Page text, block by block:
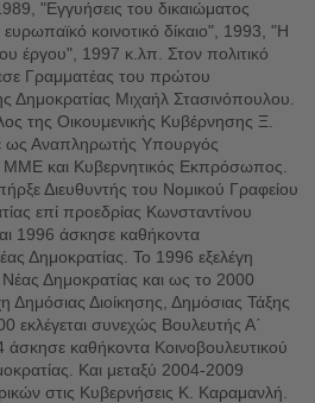
"Εγγυήσεις του δικαιώματος
κοινοτικό δίκαιο", 1993, "Η
έργου", 1997 κ.λπ. Στον πολιτικό
Γραμματέας του πρώτου
Μιχαήλ Στασινόπουλου.
της Οικουμενικής Κυβέρνησης Ξ.
ως Αναπληρωτής Υπουργός
ΜΜΕ και Κυβερνητικός Εκπρόσωπος.
Διευθυντής του Νομικού Γραφείου
επί προεδρίας Κωνσταντίνου
1996 άσκησε καθήκοντα
Δημοκρατίας. Το 1996 εξελέγη
Δημοκρατίας και ως το 2000
Δημόσιας Διοίκησης, Δημόσιας Τάξης
εκλέγεται συνεχώς Βουλευτής Α΄
καθήκοντα Κοινοβουλευτικού
Και μεταξύ 2004-2009
στις Κυβερνήσεις Κ. Καραμανλή.